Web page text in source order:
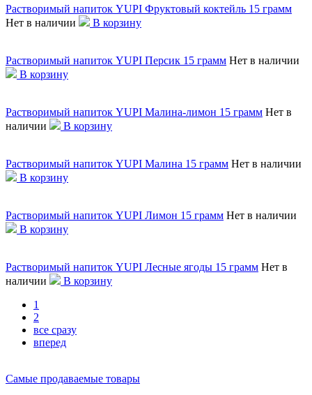
Растворимый напиток YUPI Фруктовый коктейль 15 грамм
Нет в наличии
В корзину
Растворимый напиток YUPI Персик 15 грамм Нет в наличии
В корзину
Растворимый напиток YUPI Малина-лимон 15 грамм Нет в
наличии
В корзину
Растворимый напиток YUPI Малина 15 грамм Нет в наличии
В корзину
Растворимый напиток YUPI Лимон 15 грамм Нет в наличии
В корзину
Растворимый напиток YUPI Лесные ягоды 15 грамм Нет в
наличии
В корзину
1
2
все сразу
вперед
Самые продаваемые товары